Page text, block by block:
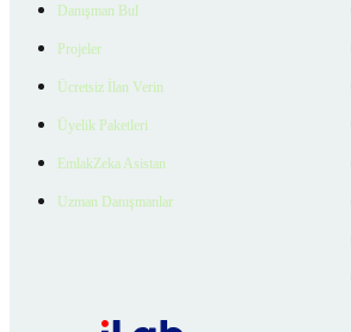
Danışman Bul
Projeler
Ücretsiz İlan Verin
Üyelik Paketleri
EmlakZeka Asistan
Uzman Danışmanlar